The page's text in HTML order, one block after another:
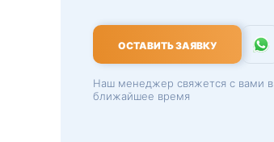
ОСТАВИТЬ ЗАЯВКУ
Наш менеджер свяжется с вами в
ближайшее время